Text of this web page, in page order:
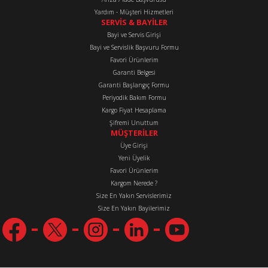
Gönder
Yardım - Müşteri Hizmetleri
SERVİS & BAYİLER
Bayi ve Servis Girişi
Bayi ve Servislik Başvuru Formu
Favori Ürünlerim
Garanti Belgesi
Garanti Başlangıç Formu
Periyodik Bakım Formu
Kargo Fiyat Hesaplama
Şifremi Unuttum
MÜŞTERİLER
Üye Girişi
Yeni Üyelik
Favori Ürünlerim
Kargom Nerede ?
Size En Yakın Servislerimiz
Size En Yakın Bayilerimiz